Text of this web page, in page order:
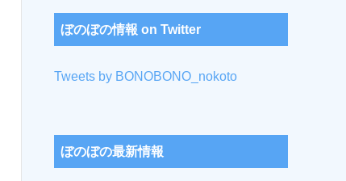
ぼのぼの情報 on Twitter
Tweets by BONOBONO_nokoto
ぼのぼの最新情報